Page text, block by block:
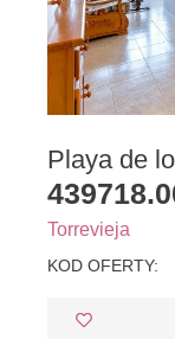
Playa de
Torrevieja
KOD OFERTY: